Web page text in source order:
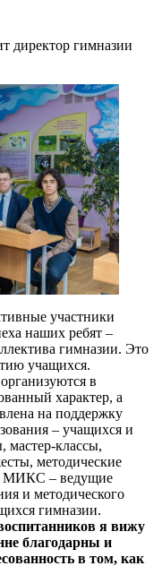
директор гимназии
участники
наших ребят –
гимназии. Это
учащихся.
в
характер, а
на поддержку
– учащихся и
мастер-классы,
методические
МИКС – ведущие
и методического
гимназии.
я вижу
благодарны и
в том, как